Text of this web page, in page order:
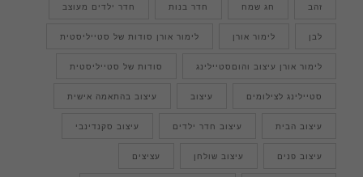
זהב חג שמח חדר בנות חדר ילדים מעוצב
לבן לימור אורן לימור אורן סודות של סטייליסטית
לימור אורן עיצוב והוםסטיילינג סודות של סטייליסטית
סטיילינג לצילומים עיצוב עיצוב בהתאמה אישית
עיצוב הבית עיצוב חדר ילדים עיצוב סקנדינבי
עיצוב פנים עיצוב שולחן עציצים